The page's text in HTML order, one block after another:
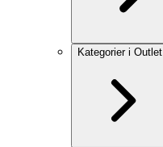
Kategorier i Outlet